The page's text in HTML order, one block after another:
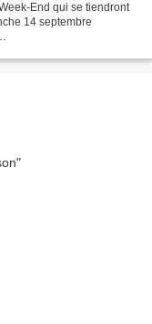
End qui se tiendront
14 septembre